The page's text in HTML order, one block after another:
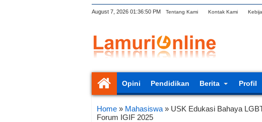
August 7, 2026 01:36:51 PM Tentang Kami Kontak Kami
Opini Pendidikan Berita Profil
Home » Mahasiswa » USK Edukasi Bahaya
Forum IGIF 2025